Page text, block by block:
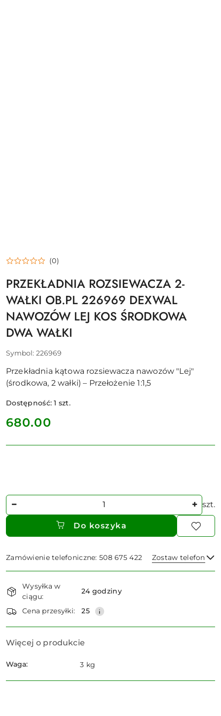
(0)
PRZEKŁADNIA ROZSIEWACZA 2-
WAŁKI OB.PL 226969 DEXWAL
NAWOZÓW LEJ KOS ŚRODKOWA
DWA WAŁKI
Symbol: 226969
Przekładnia kątowa rozsiewacza nawozów "Lej"
(środkowa, 2 wałki) – Przełożenie 1:1,5
Dostępność:1 szt.
cena:
680.00
Ilość szt.
Do koszyka
Zamówienie telefoniczne: 508 675 422 Zostaw telefon
Dostępność
i
dostawa
Wysyłka w
ciągu:
24 godziny
Cena przesyłki: 25
Więcej o produkcie
Waga: 3 kg